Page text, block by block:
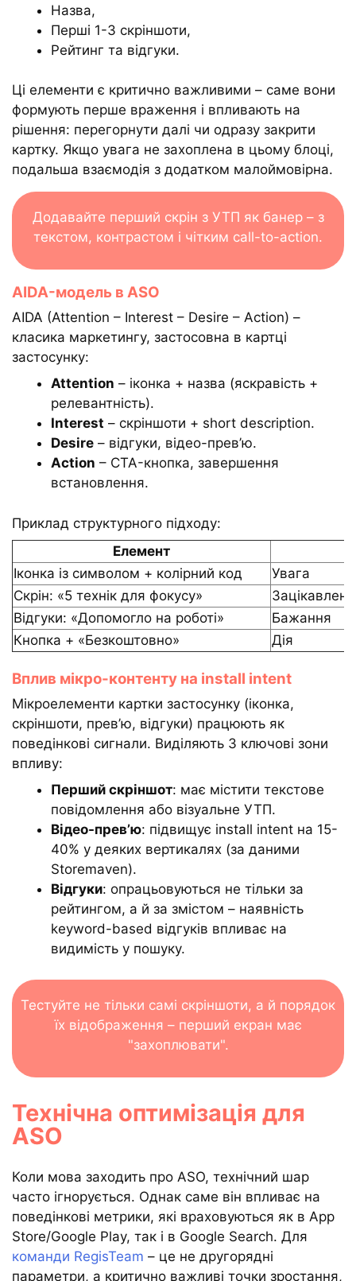
Назва,
Перші 1-3 скріншоти,
Рейтинг та відгуки.
Ці елементи є критично важливими – саме вони
формують перше враження і впливають на
рішення: перегорнути далі чи одразу закрити
картку. Якщо увага не захоплена в цьому блоці,
подальша взаємодія з додатком малоймовірна.
Додавайте перший скрін з УТП як банер – з
текстом, контрастом і чітким call-to-action.
AIDA-модель в ASO
AIDA (Attention – Interest – Desire – Action) –
класика маркетингу, застосовна в картці
застосунку:
Attention – іконка + назва (яскравість +
релевантність).
Interest – скріншоти + short description.
Desire– відгуки, відео-прев’ю.
Action – CTA-кнопка, завершення
встановлення.
Приклад структурного підходу:
Елемент
Іконка із символом + колірний код
Увага
Скрін: «5 технік для фокусу»
Відгуки: «Допомогло на роботі»
Бажання
Кнопка + «Безкоштовно»
Дія
Вплив мікро-контенту на install intent
Мікроелементи картки застосунку (іконка,
скріншоти, прев’ю, відгуки) працюють як
поведінкові сигнали. Виділяють 3 ключові зони
впливу:
Перший скріншот: має містити текстове
повідомлення або візуальне УТП.
Відео-прев’ю: підвищує install intent на 15-
40% у деяких вертикалях (за даними
Storemaven).
Відгуки: опрацьовуються не тільки за
рейтингом, а й за змістом – наявність
keyword-based відгуків впливає на
видимість у пошуку.
Тестуйте не тільки самі скріншоти, а й порядок
їх відображення – перший екран має
"захоплювати".
Технічна оптимізація для
ASO
Коли мова заходить про ASO, технічний шар
часто ігнорується. Однак саме він впливає на
поведінкові метрики, які враховуються як в App
Store/Google Play, так і в Google Search. Для
команди RegisTeam – це не другорядні
параметри, а критично важливі точки зростання,